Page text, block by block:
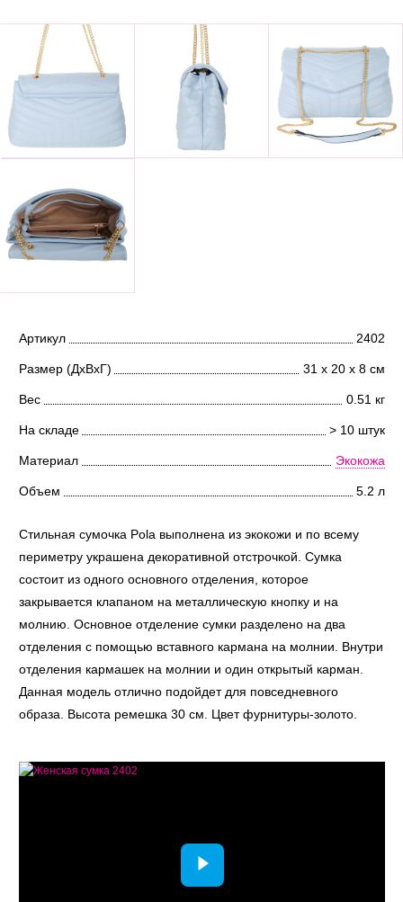
Артикул 2402
Размер (ДхВхГ) 31 х 20 х 8 см
Вес 0.51 кг
На складе > 10 штук
Материал Экокожа
Объем 5.2 л
Стильная сумочка Pola выполнена из экокожи и по всему
периметру украшена декоративной отстрочкой. Сумка
состоит из одного основного отделения, которое
закрывается клапаном на металлическую кнопку и на
молнию. Основное отделение сумки разделено на два
отделения с помощью вставного кармана на молнии. Внутри
отделения кармашек на молнии и один открытый карман.
Данная модель отлично подойдет для повседневного
образа. Высота ремешка 30 см. Цвет фурнитуры-золото.